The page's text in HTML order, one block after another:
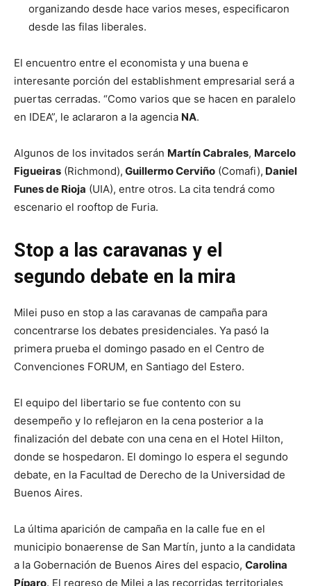
organizando desde hace varios meses, especificaron
desde las filas liberales.
El encuentro entre el economista y una buena e
interesante porción del establishment empresarial será a
puertas cerradas. “Como varios que se hacen en paralelo
en IDEA”, le aclararon a la agencia NA.
Algunos de los invitados serán Martín Cabrales, Marcelo
Figueiras (Richmond), Guillermo Cerviño (Comafi), Daniel
Funes de Rioja (UIA), entre otros. La cita tendrá como
escenario el rooftop de Furia.
Stop a las caravanas y el
segundo debate en la mira
Milei puso en stop a las caravanas de campaña para
concentrarse los debates presidenciales. Ya pasó la
primera prueba el domingo pasado en el Centro de
Convenciones FORUM, en Santiago del Estero.
El equipo del libertario se fue contento con su
desempeño y lo reflejaron en la cena posterior a la
finalización del debate con una cena en el Hotel Hilton,
donde se hospedaron. El domingo lo espera el segundo
debate, en la Facultad de Derecho de la Universidad de
Buenos Aires.
La última aparición de campaña en la calle fue en el
municipio bonaerense de San Martín, junto a la candidata
a la Gobernación de Buenos Aires del espacio, Carolina
Píparo. El regreso de Milei a las recorridas territoriales